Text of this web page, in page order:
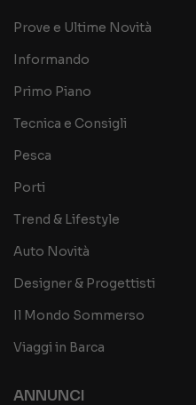
Prove e Ultime Novità
Informando
Primo Piano
Tecnica e Consigli
Pesca
Porti
Trend & Lifestyle
Auto Novità
Designer & Progettisti
Il Mondo Sommerso
Viaggi in Barca
ANNUNCI